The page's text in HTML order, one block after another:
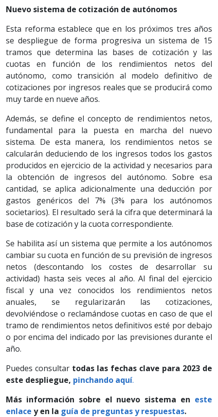
Nuevo sistema de cotización de autónomos
Esta reforma establece que en los próximos tres años
se despliegue de forma progresiva un sistema de 15
tramos que determina las bases de cotización y las
cuotas en función de los rendimientos netos del
autónomo, como transición al modelo definitivo de
cotizaciones por ingresos reales que se producirá como
muy tarde en nueve años.
Además, se define el concepto de rendimientos netos,
fundamental para la puesta en marcha del nuevo
sistema. De esta manera, los rendimientos netos se
calcularán deduciendo de los ingresos todos los gastos
producidos en ejercicio de la actividad y necesarios para
la obtención de ingresos del autónomo. Sobre esa
cantidad, se aplica adicionalmente una deducción por
gastos genéricos del 7% (3% para los autónomos
societarios). El resultado será la cifra que determinará la
base de cotización y la cuota correspondiente.
Se habilita así un sistema que permite a los autónomos
cambiar su cuota en función de su previsión de ingresos
netos (descontando los costes de desarrollar su
actividad) hasta seis veces al año. Al final del ejercicio
fiscal y una vez conocidos los rendimientos netos
anuales, se regularizarán las cotizaciones,
devolviéndose o reclamándose cuotas en caso de que el
tramo de rendimientos netos definitivos esté por debajo
o por encima del indicado por las previsiones durante el
año.
Puedes consultar todas las fechas clave para 2023 de
este despliegue, pinchando aquí.
Más información sobre el nuevo sistema en este
enlace y en la guía de preguntas y respuestas.